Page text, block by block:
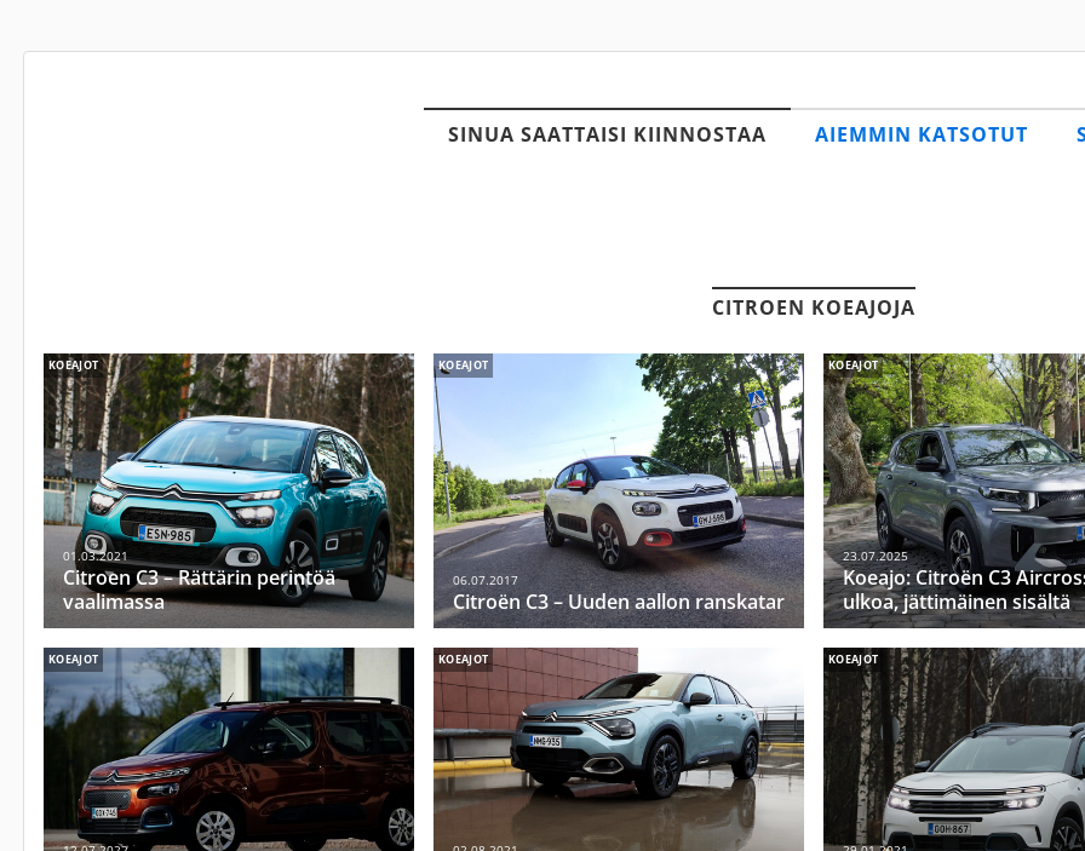
SINUA SAATTAISI KIINNOSTAA AIEMMIN KATSOTUT
CITROEN KOEAJOJA
KOEAJOT
01.03.2021
Citroen C3 – Rättärin perintöä
vaalimassa
KOEAJOT
06.07.2017
Citroën C3 – Uuden aallon ranskatar
KOEAJOT
23.07.2025
Koeajo: Citroën C3
ulkoa, jättimäinen sisältä
KOEAJOT KOEAJOT KOEAJOT